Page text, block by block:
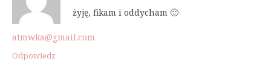
żyję, fikam i oddycham 🙂
atmwka@gmail.com
Odpowiedz